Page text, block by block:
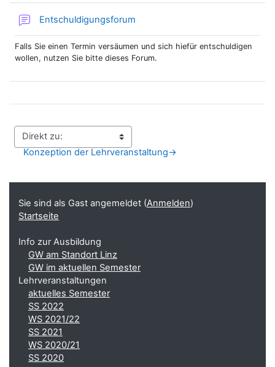
Entschuldigungsforum
Falls Sie einen Termin versäumen und sich hiefür entschuldigen
wollen, nutzen Sie bitte dieses Forum.
→
Konzeption der Lehrveranstaltung
Ergänzungsblöcke
Sie sind als Gast angemeldet (Anmelden)
Startseite
Info zur Ausbildung
GW am Standort Linz
GW im aktuellen Semester
Lehrveranstaltungen
aktuelles Semester
SS 2022
WS 2021/22
SS 2021
WS 2020/21
SS 2020